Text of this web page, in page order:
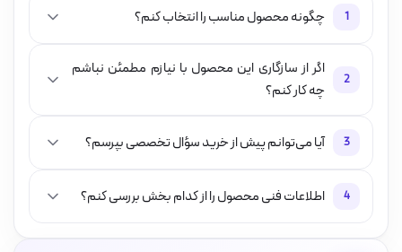
1 چگونه محصول مناسب را انتخاب کنم؟
2
اگر از سازگاری این محصول با نیازم مطمئن نباشم
چه کار کنم؟
3 آیا می‌توانم پیش از خرید سؤال تخصصی بپرسم؟
4 اطلاعات فنی محصول را از کدام بخش بررسی کنم؟